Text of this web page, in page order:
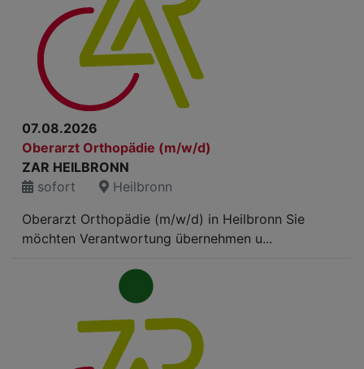
07.08.2026
Oberarzt Orthopädie (m/w/d)
ZAR HEILBRONN
sofort
Heilbronn
Oberarzt Orthopädie (m/w/d) in Heilbronn Sie
möchten Verantwortung übernehmen u...